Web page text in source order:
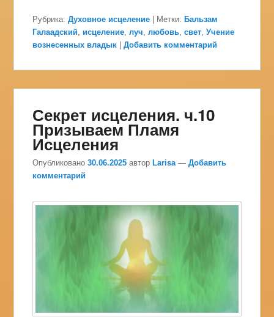
Рубрика: Духовное исцеление Метки: Бальзам
Галаадский, исцеление,луч,любовь,свет,Учение
вознесенных владык
|Добавить комментарий
Секрет исцеления. ч.10
Призываем Пламя
Исцеления
Опубликовано30.06.2025 автор Larisa —Добавить
комментарий